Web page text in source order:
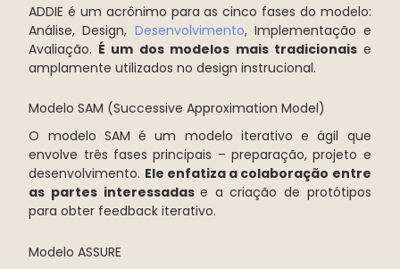
ADDIE é um acrônimo para as cinco fases do modelo:
Análise, Design, Desenvolvimento, Implementação e
Avaliação. É um dos modelos mais tradicionais e
amplamente utilizados no design instrucional.
Modelo SAM (Successive Approximation Model)
O modelo SAM é um modelo iterativo e ágil que
envolve três fases principais – preparação, projeto e
desenvolvimento. Ele enfatiza a colaboração entre
as partes interessadase a criação de protótipos
para obter feedback iterativo.
Modelo ASSURE